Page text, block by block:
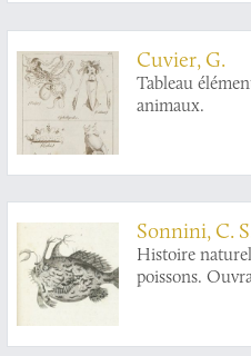
Cuvier, G.
Tableau
animaux.
Sonnini, C.
Histoire
poissons.
par Leclerc
ordre par C. S.